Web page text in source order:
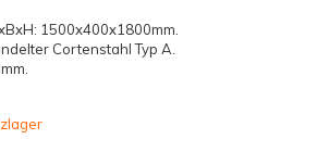
1500x400x1800mm.
Cortenstahl Typ A.